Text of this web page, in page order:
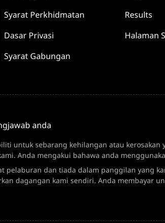
Syarat Perkhidmatan
Dasar Privasi
Syarat Gabungan
Results
Halaman
anda
untuk sebarang kehilangan atau
Anda mengakui bahawa anda
pelaburan dan tiada dalam panggilan yang
dagangan kami sendiri. Anda membayar